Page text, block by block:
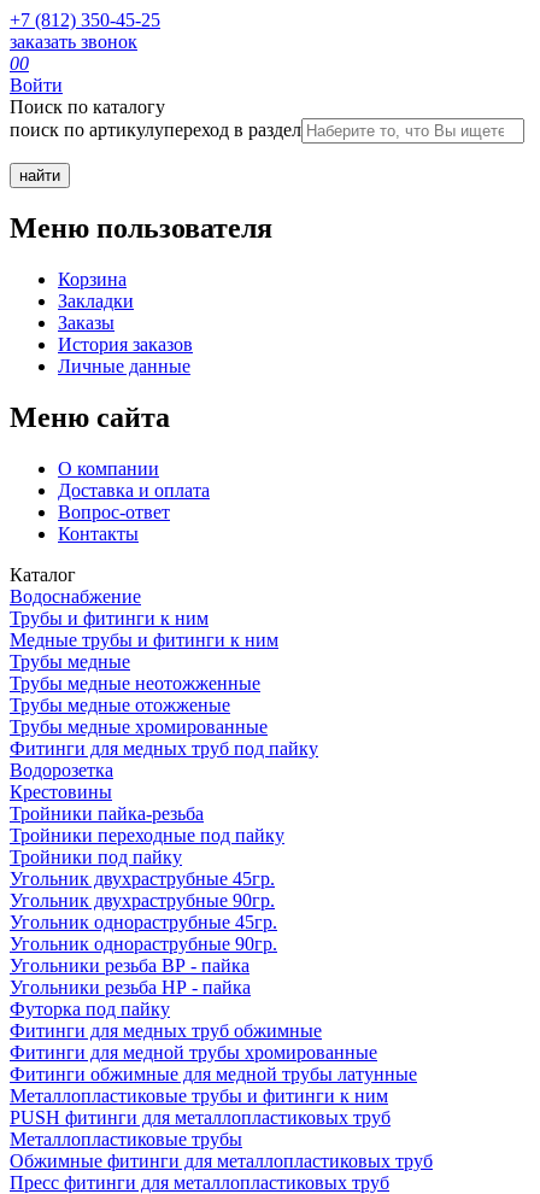
+7 (812) 350-45-25
заказать звонок
00
Войти
Поиск по каталогу
поиск по артикулупереход в раздел
Меню пользователя
Корзина
Закладки
Заказы
История заказов
Личные данные
Меню сайта
О компании
Доставка и оплата
Вопрос-ответ
Контакты
Каталог
Водоснабжение
Трубы и фитинги к ним
Медные трубы и фитинги к ним
Трубы медные
Трубы медные неотожженные
Трубы медные отожженые
Трубы медные хромированные
Фитинги для медных труб под пайку
Водорозетка
Крестовины
Тройники пайка-резьба
Тройники переходные под пайку
Тройники под пайку
Угольник двухраструбные 45гр.
Угольник двухраструбные 90гр.
Угольник однораструбные 45гр.
Угольник однораструбные 90гр.
Угольники резьба ВР - пайка
Угольники резьба НР - пайка
Футорка под пайку
Фитинги для медных труб обжимные
Фитинги для медной трубы хромированные
Фитинги обжимные для медной трубы латунные
Металлопластиковые трубы и фитинги к ним
PUSH фитинги для металлопластиковых труб
Металлопластиковые трубы
Обжимные фитинги для металлопластиковых труб
Пресс фитинги для металлопластиковых труб